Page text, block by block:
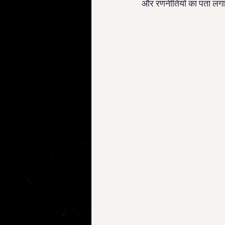
और रणनीतियों का पता